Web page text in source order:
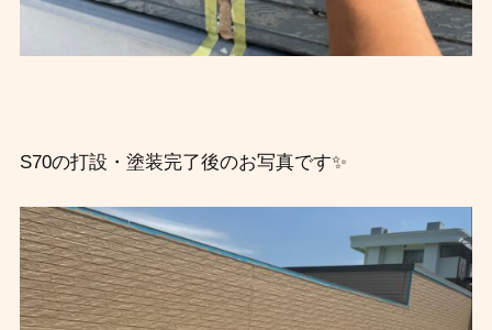
S70の打設・塗装完了後のお写真です✨